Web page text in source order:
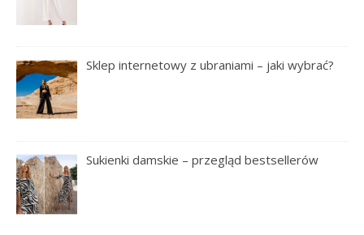
Sklep internetowy z ubraniami – jaki wybrać?
Sukienki damskie – przegląd bestsellerów